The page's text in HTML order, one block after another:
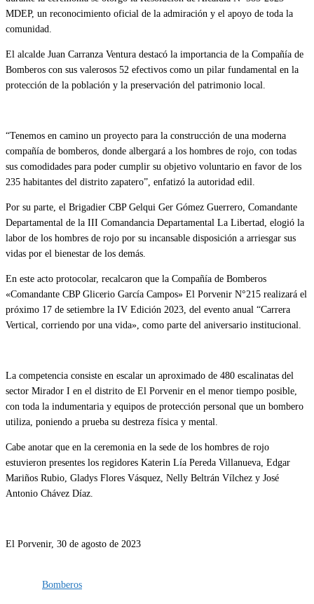
MDEP, un reconocimiento oficial de la admiración y el apoyo de toda la
comunidad.
El alcalde Juan Carranza Ventura destacó la importancia de la Compañía de
Bomberos con sus valerosos 52 efectivos como un pilar fundamental en la
protección de la población y la preservación del patrimonio local.
“Tenemos en camino un proyecto para la construcción de una moderna
compañía de bomberos, donde albergará a los hombres de rojo, con todas
sus comodidades para poder cumplir su objetivo voluntario en favor de los
235 habitantes del distrito zapatero”, enfatizó la autoridad edil.
Por su parte, el Brigadier CBP Gelqui Ger Gómez Guerrero, Comandante
Departamental de la III Comandancia Departamental La Libertad, elogió la
labor de los hombres de rojo por su incansable disposición a arriesgar sus
vidas por el bienestar de los demás.
En este acto protocolar, recalcaron que la Compañía de Bomberos
«Comandante CBP Glicerio García Campos» El Porvenir N°215 realizará el
próximo 17 de setiembre la IV Edición 2023, del evento anual “Carrera
Vertical, corriendo por una vida», como parte del aniversario institucional.
La competencia consiste en escalar un aproximado de 480 escalinatas del
sector Mirador I en el distrito de El Porvenir en el menor tiempo posible,
con toda la indumentaria y equipos de protección personal que un bombero
utiliza, poniendo a prueba su destreza física y mental.
Cabe anotar que en la ceremonia en la sede de los hombres de rojo
estuvieron presentes los regidores Katerin Lía Pereda Villanueva, Edgar
Mariños Rubio, Gladys Flores Vásquez, Nelly Beltrán Vílchez y José
Antonio Chávez Díaz.
El Porvenir, 30 de agosto de 2023
Bomberos